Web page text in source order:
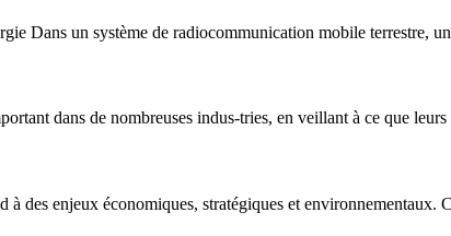
Dans un système de radiocommunication mobile terrestre,
dans de nombreuses indus-tries, en veillant à ce que
à des enjeux économiques, stratégiques et environnementaux.